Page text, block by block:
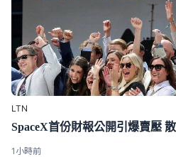
LTN
1小時前